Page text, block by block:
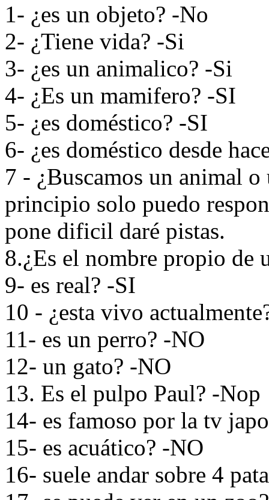
1- ¿es un objeto? -No
2- ¿Tiene vida? -Si
3- ¿es un animalico? -Si
4- ¿Es un mamifero? -SI
5- ¿es doméstico? -SI
6- ¿es doméstico desde
7 - ¿Buscamos un animal
principio solo puedo
pone dificil daré pistas.
8.¿Es el nombre propio de
9- es real? -SI
10 - ¿esta vivo
11- es un perro? -NO
12- un gato? -NO
13. Es el pulpo Paul? -Nop
14- es famoso por la tv
15- es acuático? -NO
16- suele andar sobre 4